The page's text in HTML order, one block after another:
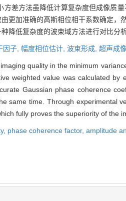
方差方法虽降低计算复杂度但成像质
更加准确的高斯相位相干系数确定
降低复杂度的波束域方法进行对比
因子, 幅度相位估计, 波束形成, 超声成
quality in the minimum
weighted value was calculated
Gaussian phase coherence
same time. Through experimental
fully proves the superiority of the
phase coherence factor, amplitude